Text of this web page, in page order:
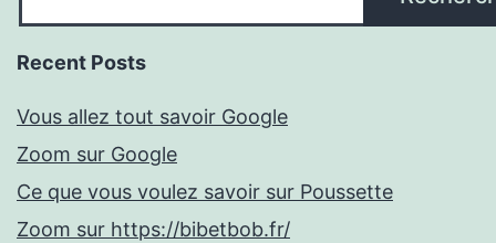
Recent Posts
Vous allez tout savoir Google
Zoom sur Google
Ce que vous voulez savoir sur Poussette
Zoom sur https://bibetbob.fr/